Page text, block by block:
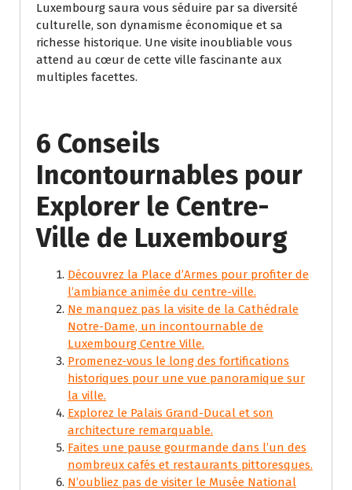
Luxembourg saura vous séduire par sa diversité
culturelle, son dynamisme économique et sa
richesse historique. Une visite inoubliable vous
attend au cœur de cette ville fascinante aux
multiples facettes.
6 Conseils
Incontournables pour
Explorer le Centre-
Ville de Luxembourg
Découvrez la Place d’Armes pour profiter de
l’ambiance animée du centre-ville.
Ne manquez pas la visite de la Cathédrale
Notre-Dame, un incontournable de
Luxembourg Centre Ville.
Promenez-vous le long des fortifications
historiques pour une vue panoramique sur
la ville.
Explorez le Palais Grand-Ducal et son
architecture remarquable.
Faites une pause gourmande dans l’un des
nombreux cafés et restaurants pittoresques.
N’oubliez pas de visiter le Musée National